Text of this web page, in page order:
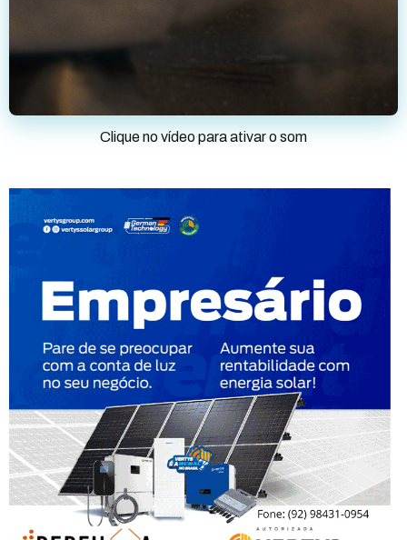
Clique no vídeo para ativar o som